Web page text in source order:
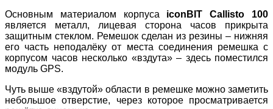
Основным материалом корпуса iconBIT Callisto 100
является металл, лицевая сторона часов прикрыта
защитным стеклом. Ремешок сделан из резины – нижняя
его часть неподалёку от места соединения ремешка с
корпусом часов несколько «вздута» – здесь поместился
модуль GPS.
Чуть выше «вздутой» области в ремешке можно заметить
небольшое отверстие, через которое просматривается